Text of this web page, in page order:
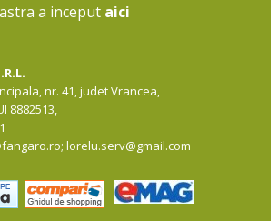
a inceput aici
nr. 41, judet Vrancea,
8882513,
lorelu.serv@gmail.com